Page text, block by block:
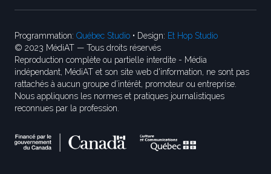
Programmation: Québec Studio • Design: Et Hop Studio
© 2023 MédiAT — Tous droits réservés
Reproduction complète ou partielle interdite - Média
indépendant, MédiAT et son site web d'information, ne sont pas
rattachés à aucun groupe d’intérêt, promoteur ou entreprise.
Nous appliquons les normes et pratiques journalistiques
reconnues par la profession.